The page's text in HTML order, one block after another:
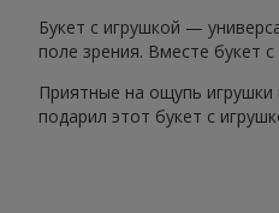
Букет с игрушкой —
поле зрения. Вместе букет
Приятные на ощупь
подарил этот букет с